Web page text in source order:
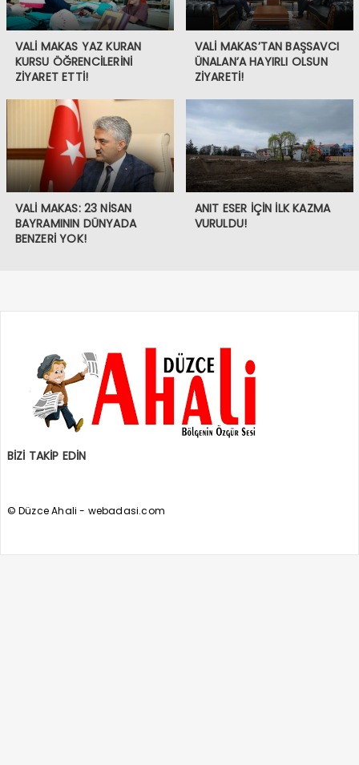
VALİ MAKAS YAZ KURAN
KURSU ÖĞRENCİLERİNİ
ZİYARET ETTİ!
VALİ MAKAS’TAN BAŞSAVCI
ÜNALAN’A HAYIRLI OLSUN
ZİYARETİ!
VALİ MAKAS: 23 NİSAN
BAYRAMININ DÜNYADA
BENZERİ YOK!
ANIT ESER İÇİN İLK KAZMA
VURULDU!
BİZİ TAKİP EDİN
© Düzce Ahali - webadasi.com